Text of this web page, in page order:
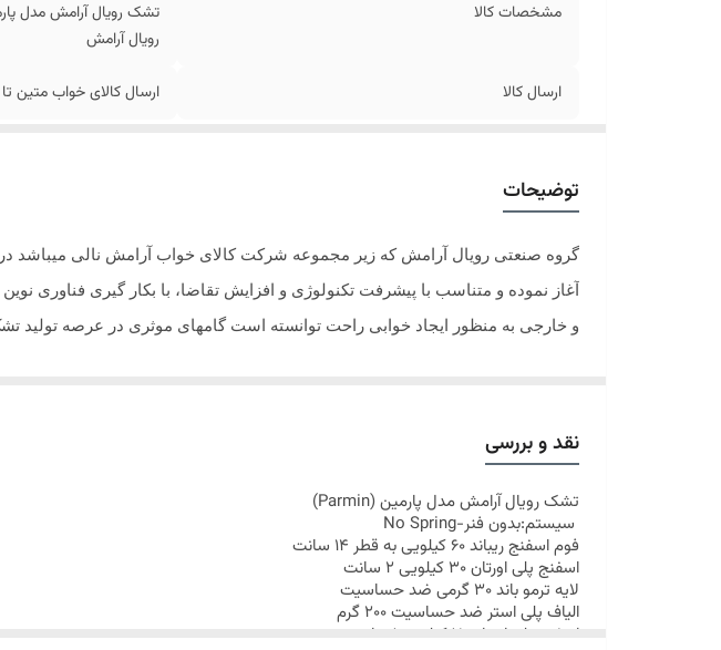
مشخصات کالا
رویال آرامش
ارسال کالا ارسال کالای خواب متین تا کمتر از 7 روز کاری آینده
توضیحات
آغاز نموده و متناسب با پیشرفت تکنولوژی و افزایش تقاضا، با بکار گیری فناوری
و خارجی به منظور ایجاد خوابی راحت توانسته است گامهای موثری در عرصه تولید
نقد و بررسی
تشکرویال آرامش مدل پارمین(
Parmin
)
سیستم:بدون فنر-No Spring
فوم اسفنج ریباند 60 کیلویی به قطر 14 سانت
اسفنج پلی اورتان 30 کیلویی 2 سانت
لایه ترمو باند 30 گرمی ضد حساسیت
الیاف پلی استر ضد حساسیت 200 گرم
اسفنج پلی اورتان 15 کیلویی 1 سانت